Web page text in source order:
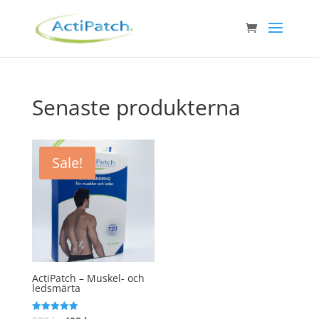
Senaste produkterna
Sale!
ActiPatch – Muskel- och
ledsmärta